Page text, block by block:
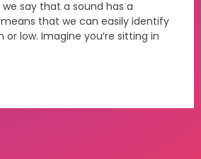
say that a sound has a
that we can easily identify
or low. Imagine you’re sitting in